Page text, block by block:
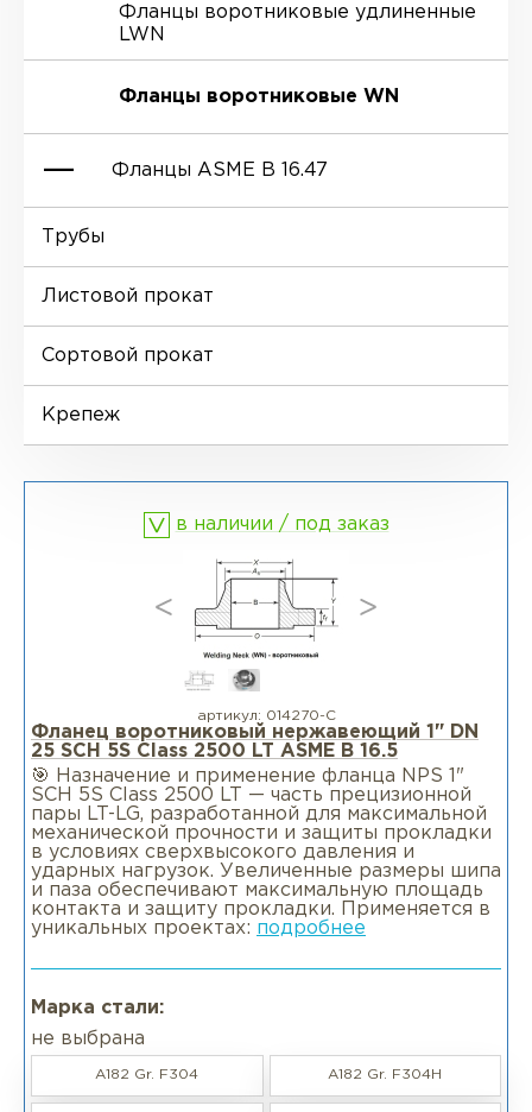
Отводы EN 10253-4
Отводы MSS SP-75
Переходы DIN 2616-1
Переходы DIN 2616-2
Ниппели
Фланцы воротниковые удлиненные
LWN
Фланцы воротниковые WN
Фланцы ASME B 16.47
Трубы
Листовой прокат
Сортовой прокат
Крепеж
в наличии / под заказ
артикул: 014270-С
Фланец воротниковый нержавеющий 1" DN
25 SCH 5S Class 2500 LT ASME B 16.5
🎯 Назначение и применение фланца NPS 1"
SCH 5S Class 2500 LT — часть прецизионной
пары LT-LG, разработанной для максимальной
механической прочности и защиты прокладки
в условиях сверхвысокого давления и
ударных нагрузок. Увеличенные размеры шипа
и паза обеспечивают максимальную площадь
контакта и защиту прокладки. Применяется в
уникальных проектах: подробнее
Марка стали:
не выбрана
A182 Gr. F304 A182 Gr. F304H